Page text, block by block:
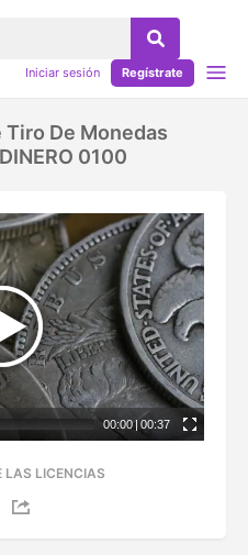
Iniciar sesión Regístrate
De Monedas
0100
00:00|00:37
LAS LICENCIAS